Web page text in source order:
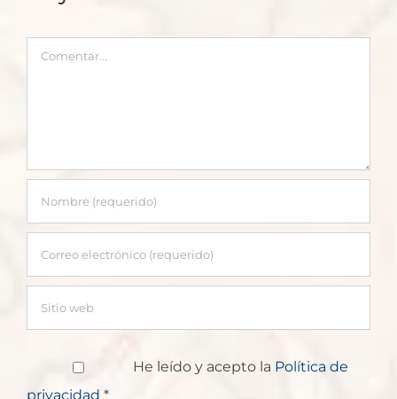
Comentar
He leído y acepto la Política de
privacidad *